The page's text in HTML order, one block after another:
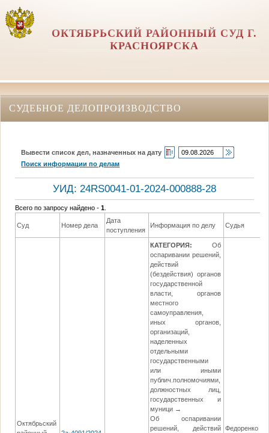
ОКТЯБРЬСКИЙ РАЙОННЫЙ СУД Г.
КРАСНОЯРСКА
СУДЕБНОЕ ДЕЛОПРОИЗВОДСТВО
Вывести список дел, назначенных на дату
Поиск информации по делам
УИД: 24RS0041-01-2024-000888-28
Всего по запросу найдено -1
Суд Номер дела
Дата
поступления
Информация по делу Судья
Октябрьский
КАТЕГОРИЯ:
Об
оспаривании решений,
действий
(бездействия) органов
государственной
власти, органов
местного
самоуправления,
иных органов,
организаций,
наделенных
отдельными
государственными
или иными
публич.полномочиями,
должностных лиц,
государственных и
муници →
Об оспаривании
решений, действий
Федоренко